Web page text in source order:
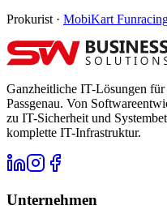
Prokurist · MobiKart
Ganzheitliche IT-Lösungen
Passgenau. Von
zu IT-Sicherheit und
komplette IT-Infrastruktur.
Unternehmen